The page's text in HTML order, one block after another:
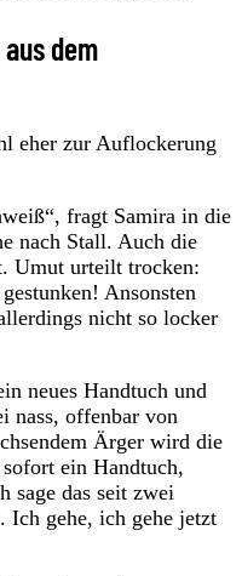
dem
eher zur Auflockerung
fragt Samira in die
nach Stall. Auch die
Umut urteilt trocken:
Ansonsten
nicht so locker
neues Handtuch und
nass, offenbar von
Ärger wird die
ein Handtuch,
sage das seit zwei
Ich gehe, ich gehe jetzt